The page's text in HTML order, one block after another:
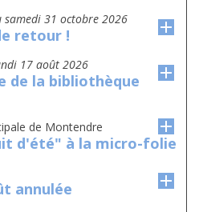
samedi 31 octobre 2026
retour !
17 août 2026
de la bibliothèque
de Montendre
d'été" à la micro-folie
annulée